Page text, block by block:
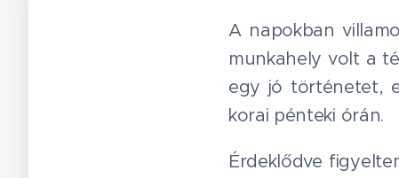
A napokban
munkahely volt a
egy jó történetet,
korai pénteki órán.
Érdeklődve